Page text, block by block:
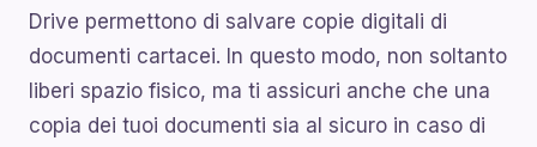
Drive permettono di salvare copie digitali di
documenti cartacei. In questo modo, non soltanto
liberi spazio fisico, ma ti assicuri anche che una
copia dei tuoi documenti sia al sicuro in caso di